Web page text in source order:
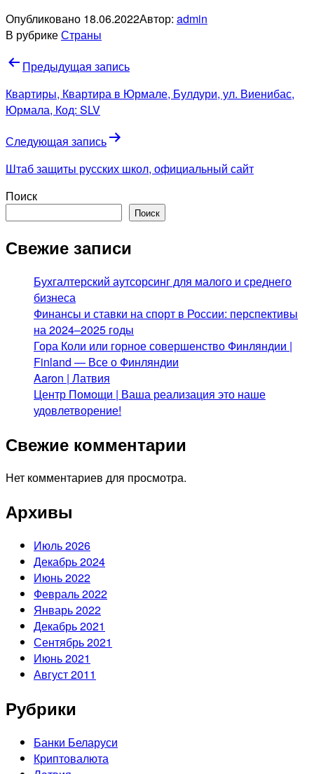
Опубликовано 18.06.2022Автор: admin
В рубрикеСтраны
Навигация
по
записям
Предыдущая запись
Квартиры, Квартира в Юрмале, Булдури, ул. Виенибас,
Юрмала, Код: SLV
Следующая запись
Штаб защиты русских школ, официальный сайт
Поиск
Поиск
Свежие записи
Бухгалтерский аутсорсинг для малого и среднего
бизнеса
Финансы и ставки на спорт в России: перспективы
на 2024–2025 годы
Гора Коли или горное совершенство Финляндии |
Finland — Все о Финляндии
Aaron | Латвия
Центр Помощи | Ваша реализация это наше
удовлетворение!
Свежие комментарии
Нет комментариев для просмотра.
Архивы
Июль 2026
Декабрь 2024
Июнь 2022
Февраль 2022
Январь 2022
Декабрь 2021
Сентябрь 2021
Июнь 2021
Август 2011
Рубрики
Банки Беларуси
Криптовалюта